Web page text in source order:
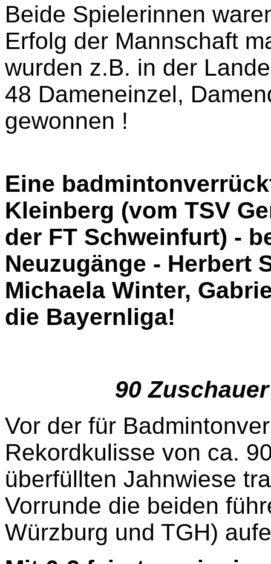
Beide Spielerinnen
Erfolg der Mannschaft
wurden z.B. in der
48 Dameneinzel,
gewonnen !
Eine
Kleinberg (vom TSV
der FT Schweinfurt) -
Neuzugänge - Herbert
Michaela Winter,
die Bayernliga!
90
Vor der für
Rekordkulisse von ca.
überfüllten Jahnwiese
Vorrunde die beiden
Würzburg und TGH)